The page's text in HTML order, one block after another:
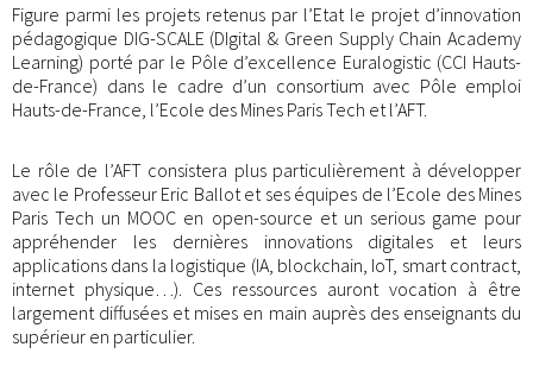
Figure parmi les projets retenus par l’Etat le projet d’innovation
pédagogique DIG-SCALE (DIgital & Green Supply Chain Academy
Learning) porté par le Pôle d’excellence Euralogistic (CCI Hauts-
de-France) dans le cadre d’un consortium avec Pôle emploi
Hauts-de-France, l’Ecole des Mines Paris Tech et l’AFT.
Le rôle de l’AFT consistera plus particulièrement à développer
avec le Professeur Eric Ballot et ses équipes de l’Ecole des Mines
Paris Tech un MOOC en open-source et un serious game pour
appréhender les dernières innovations digitales et leurs
applications dans la logistique (IA, blockchain, IoT, smart contract,
internet physique…). Ces ressources auront vocation à être
largement diffusées et mises en main auprès des enseignants du
supérieur en particulier.